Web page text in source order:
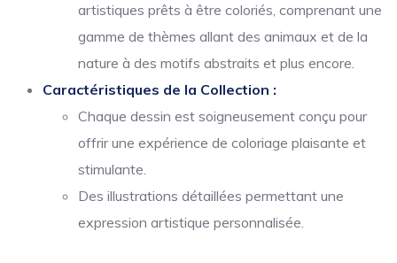
artistiques prêts à être coloriés, comprenant une
gamme de thèmes allant des animaux et de la
nature à des motifs abstraits et plus encore.
Caractéristiques de la Collection :
Chaque dessin est soigneusement conçu pour
offrir une expérience de coloriage plaisante et
stimulante.
Des illustrations détaillées permettant une
expression artistique personnalisée.